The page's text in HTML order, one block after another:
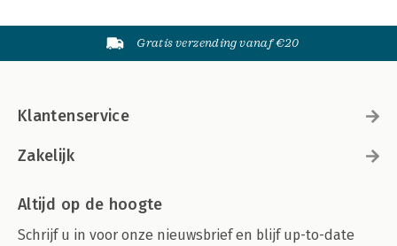
Gratis verzending vanaf €20
Klantenservice
Zakelijk
Altijd op de hoogte
Schrijf u in voor onze nieuwsbrief en blijf up-to-date